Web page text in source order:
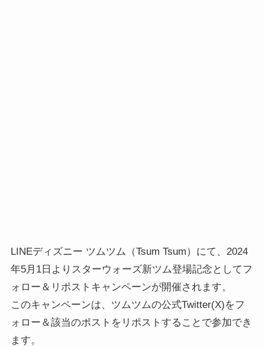
LINEディズニー ツムツム（Tsum Tsum）にて、2024
年5月1日よりスターウォーズ新ツム登場記念としてフ
ォロー＆リポストキャンペーンが開催されます。
このキャンペーンは、ツムツムの公式Twitter(X)をフ
ォロー＆該当のポストをリポストすることで参加でき
ます。